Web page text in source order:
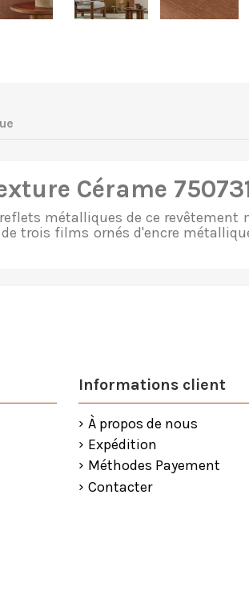
Cérame
métalliques de ce
trois films ornés d'encre
Informations client
À propos de nous
Expédition
Méthodes Payement
Contacter